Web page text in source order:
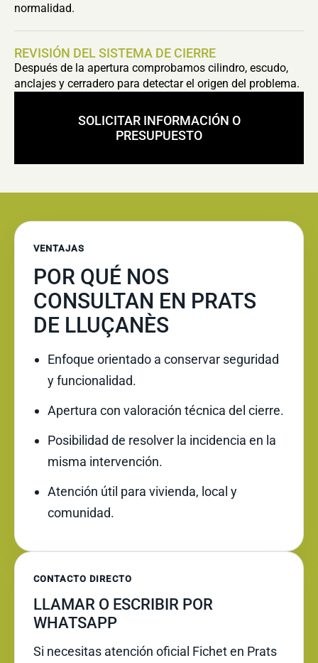
normalidad.
REVISIÓN DEL SISTEMA DE CIERRE
Después de la apertura comprobamos cilindro, escudo,
anclajes y cerradero para detectar el origen del problema.
SOLICITAR INFORMACIÓN O
PRESUPUESTO
VENTAJAS
POR QUÉ NOS
CONSULTAN EN PRATS
DE LLUÇANÈS
Enfoque orientado a conservar seguridad
y funcionalidad.
Apertura con valoración técnica del cierre.
Posibilidad de resolver la incidencia en la
misma intervención.
Atención útil para vivienda, local y
comunidad.
CONTACTO DIRECTO
LLAMAR O ESCRIBIR POR
WHATSAPP
Si necesitas atención oficial Fichet en Prats